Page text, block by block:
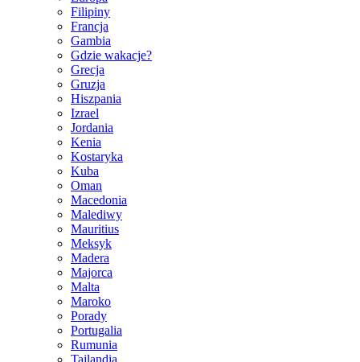
Filipiny
Francja
Gambia
Gdzie wakacje?
Grecja
Gruzja
Hiszpania
Izrael
Jordania
Kenia
Kostaryka
Kuba
Oman
Macedonia
Malediwy
Mauritius
Meksyk
Madera
Majorca
Malta
Maroko
Porady
Portugalia
Rumunia
Tajlandia